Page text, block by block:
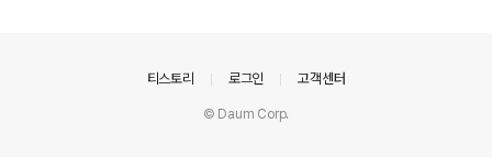
티스토리 로그인 고객센터
© Daum Corp.